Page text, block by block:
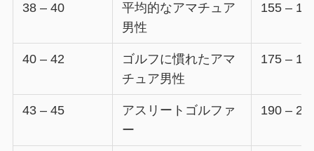
38 – 40
平均的なアマチュア
男性
155 –
40 – 42
ゴルフに慣れたアマ
チュア男性
175 –
43 – 45
アスリートゴルファ
ー
190 –